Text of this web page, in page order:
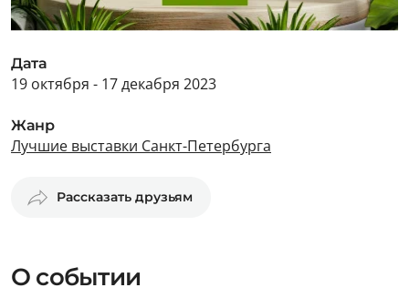
Дата
19 октября - 17 декабря 2023
Жанр
Лучшие выставки Санкт-Петербурга
Рассказать друзьям
О событии